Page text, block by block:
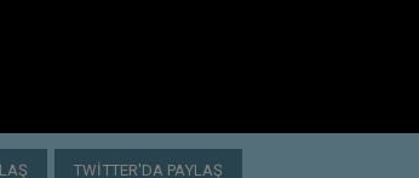
TWITTER'DA PAYLAŞ